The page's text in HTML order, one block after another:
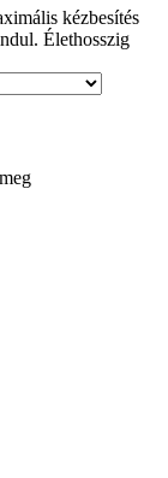
kézbesítés
Élethosszig